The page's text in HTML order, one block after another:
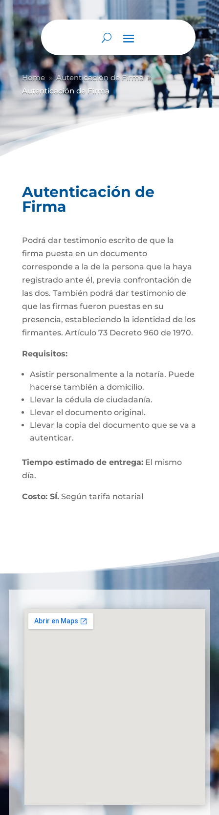
Abrir barra de herramientas
Home 9 Autenticación de Firma 9
Autenticación de Firma
Autenticación de
Firma
Podrá dar testimonio escrito de que la
firma puesta en un documento
corresponde a la de la persona que la haya
registrado ante él, previa confrontación de
las dos. También podrá dar testimonio de
que las firmas fueron puestas en su
presencia, estableciendo la identidad de los
firmantes. Artículo 73 Decreto 960 de 1970.
Requisitos:
Asistir personalmente a la notaría. Puede
hacerse también a domicilio.
Llevar la cédula de ciudadanía.
Llevar el documento original.
Llevar la copia del documento que se va a
autenticar.
Tiempo estimado de entrega:El mismo
día.
Costo: SÍ.Según tarifa notarial